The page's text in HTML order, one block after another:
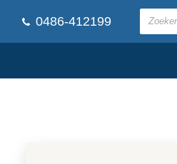
0486-412199